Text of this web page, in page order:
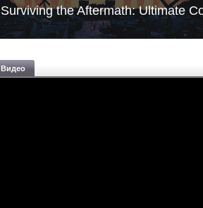
Surviving the Aftermath: Ultimate
Видео